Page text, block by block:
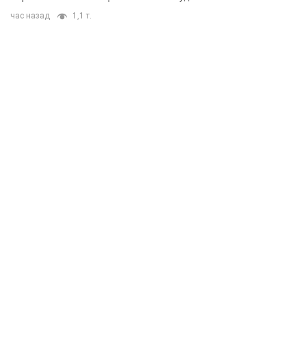
час назад 1,1 т.